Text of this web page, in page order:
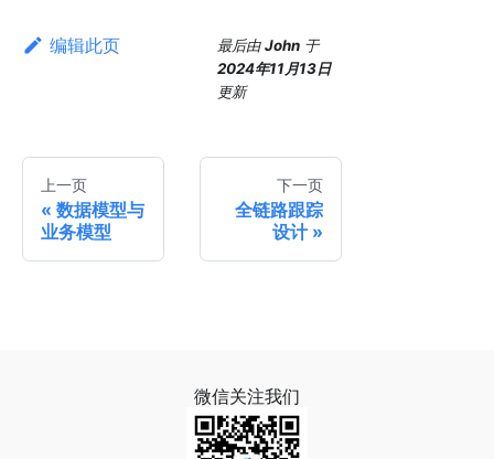
编辑此页 最后由John 于
2024年11月13日
更新
上一页
数据模型与
业务模型
下一页
全链路跟踪
设计
微信关注我们